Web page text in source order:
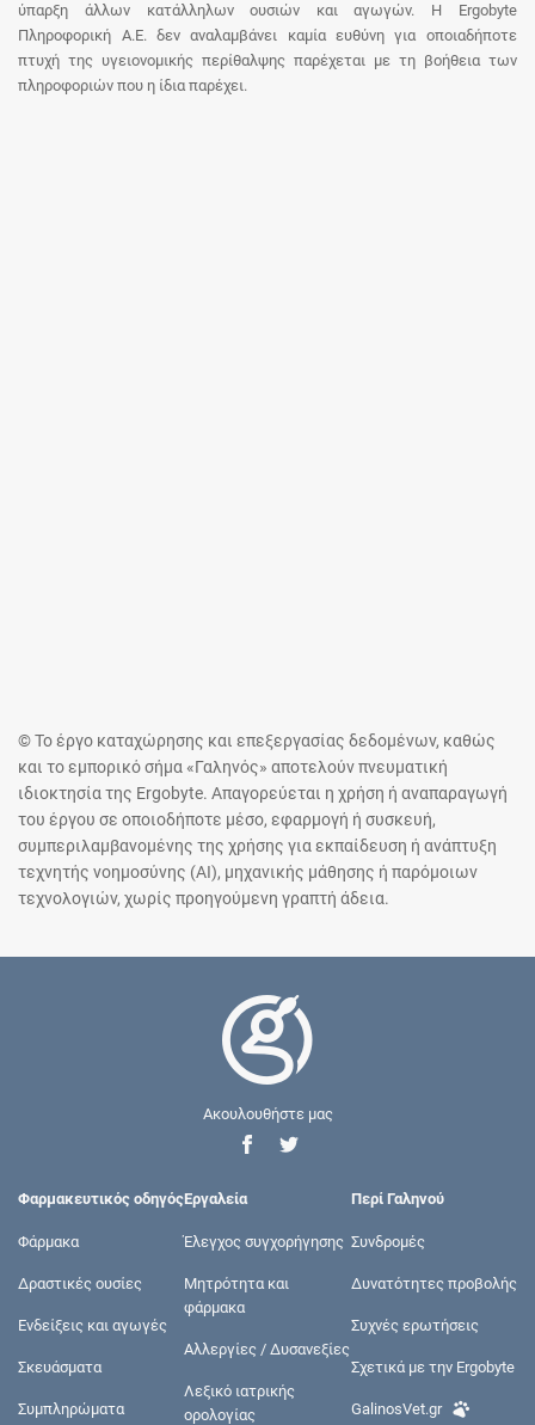
ύπαρξη άλλων κατάλληλων ουσιών και αγωγών. Η Ergobyte
Πληροφορική Α.Ε. δεν αναλαμβάνει καμία ευθύνη για οποιαδήποτε
πτυχή της υγειονομικής περίθαλψης παρέχεται με τη βοήθεια των
πληροφοριών που η ίδια παρέχει.
© Το έργο καταχώρησης και επεξεργασίας δεδομένων, καθώς
και το εμπορικό σήμα «Γαληνός» αποτελούν πνευματική
ιδιοκτησία της Ergobyte. Απαγορεύεται η χρήση ή αναπαραγωγή
του έργου σε οποιοδήποτε μέσο, εφαρμογή ή συσκευή,
συμπεριλαμβανομένης της χρήσης για εκπαίδευση ή ανάπτυξη
τεχνητής νοημοσύνης (AI), μηχανικής μάθησης ή παρόμοιων
τεχνολογιών, χωρίς προηγούμενη γραπτή άδεια.
Ακουλουθήστε μας
Φαρμακευτικός οδηγός
Φάρμακα
Δραστικές ουσίες
Ενδείξεις και αγωγές
Σκευάσματα
Συμπληρώματα
Εργαλεία
Έλεγχος συγχορήγησης
Μητρότητα και
φάρμακα
Αλλεργίες / Δυσανεξίες
Λεξικό ιατρικής
ορολογίας
Περί Γαληνού
Συνδρομές
Δυνατότητες προβολής
Συχνές ερωτήσεις
Σχετικά με την Ergobyte
GalinosVet.gr